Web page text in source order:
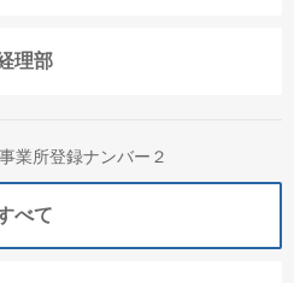
理部
業所登録ナンバー２
べて